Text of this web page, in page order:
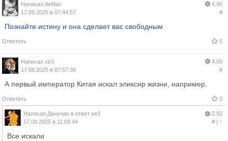
Написал deMax
17.09.2025 в 07:44:57
4.95
#
Познайте истину и она сделает вас свободным
Ответить 0
Написал xe3
17.09.2025 в 07:57:36
4.05
#
А первый император Китая искал эликсир жизни, например.
Ответить 0
Написал Данунах в ответ xe3
17.09.2025 в 11:09:44
2.92
#| ↑
Все искали